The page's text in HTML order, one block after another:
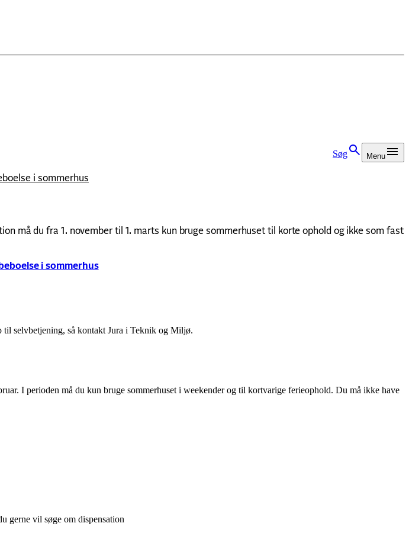
Søg Menu
i sommerhus
må du fra 1. november til 1. marts kun bruge sommerhuset til korte ophold og ikke som fast
i sommerhus
selvbetjening, så kontakt Jura i Teknik og Miljø.
I perioden må du kun bruge sommerhuset i weekender og til kortvarige ferieophold. Du må ikke have
gerne vil søge om dispensation